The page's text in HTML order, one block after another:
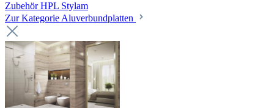
Zubehör HPL Stylam
Zur Kategorie Aluverbundplatten